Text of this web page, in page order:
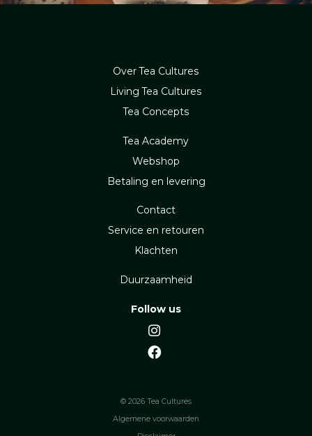
Over Tea Cultures
Living Tea Cultures
Tea Concepts
Tea Academy
Webshop
Betaling en levering
Contact
Service en retouren
Klachten
Duurzaamheid
Follow us
© 2026 Tea Cultures
Algemene voorwaarden